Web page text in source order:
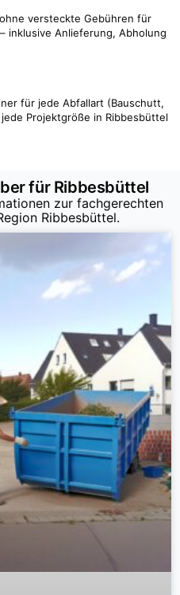
versteckte Gebühren für
inklusive Anlieferung, Abholung
für jede Abfallart (Bauschutt,
Projektgröße in Ribbesbüttel
für Ribbesbüttel
zur fachgerechten
Ribbesbüttel.